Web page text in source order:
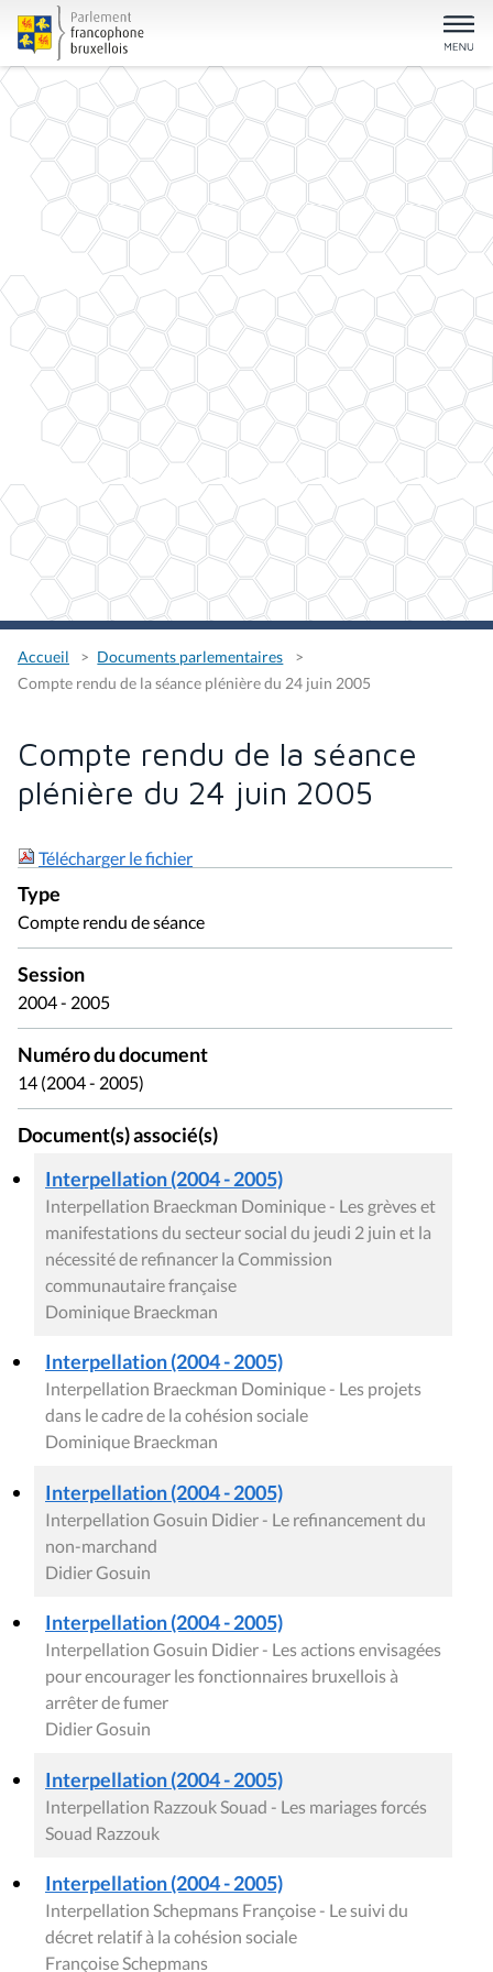
Accueil
Documents parlementaires
Compte rendu de la séance plénière du 24 juin 2005
Compte rendu de la séance
plénière du 24 juin 2005
Télécharger le fichier
Type
Compte rendu de séance
Session
2004 - 2005
Numéro du document
14 (2004 - 2005)
Document(s) associé(s)
Interpellation (2004 - 2005)
Interpellation Braeckman Dominique - Les grèves et
manifestations du secteur social du jeudi 2 juin et la
nécessité de refinancer la Commission
communautaire française
Dominique Braeckman
Interpellation (2004 - 2005)
Interpellation Braeckman Dominique - Les projets
dans le cadre de la cohésion sociale
Dominique Braeckman
Interpellation (2004 - 2005)
Interpellation Gosuin Didier - Le refinancement du
non-marchand
Didier Gosuin
Interpellation (2004 - 2005)
Interpellation Gosuin Didier - Les actions envisagées
pour encourager les fonctionnaires bruxellois à
arrêter de fumer
Didier Gosuin
Interpellation (2004 - 2005)
Interpellation Razzouk Souad - Les mariages forcés
Souad Razzouk
Interpellation (2004 - 2005)
Interpellation Schepmans Françoise - Le suivi du
décret relatif à la cohésion sociale
Françoise Schepmans